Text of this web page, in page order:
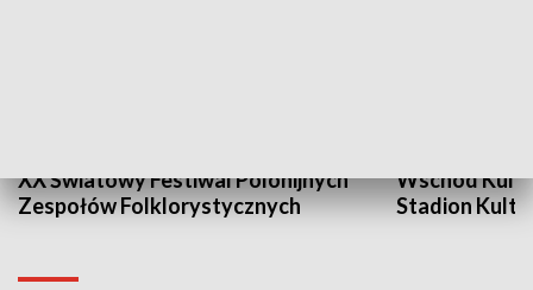
XX Światowy Festiwal Polonijnych
Zespołów Folklorystycznych
Wschód
Stadion